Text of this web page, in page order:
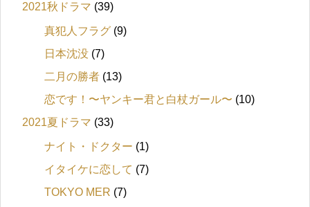
2021秋ドラマ (39)
真犯人フラグ (9)
日本沈没 (7)
二月の勝者 (13)
恋です！〜ヤンキー君と白杖ガール〜 (10)
2021夏ドラマ (33)
ナイト・ドクター (1)
イタイケに恋して (7)
TOKYO MER (7)